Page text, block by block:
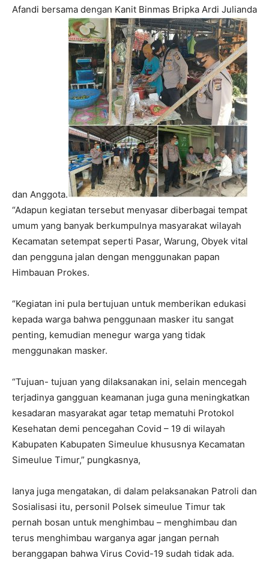
Afandi bersama dengan Kanit Binmas Bripka Ardi Julianda
dan Anggota.
“Adapun kegiatan tersebut menyasar diberbagai tempat
umum yang banyak berkumpulnya masyarakat wilayah
Kecamatan setempat seperti Pasar, Warung, Obyek vital
dan pengguna jalan dengan menggunakan papan
Himbauan Prokes.
“Kegiatan ini pula bertujuan untuk memberikan edukasi
kepada warga bahwa penggunaan masker itu sangat
penting, kemudian menegur warga yang tidak
menggunakan masker.
“Tujuan- tujuan yang dilaksanakan ini, selain mencegah
terjadinya gangguan keamanan juga guna meningkatkan
kesadaran masyarakat agar tetap mematuhi Protokol
Kesehatan demi pencegahan Covid – 19 di wilayah
Kabupaten Kabupaten Simeulue khususnya Kecamatan
Simeulue Timur,” pungkasnya,
Ianya juga mengatakan, di dalam pelaksanakan Patroli dan
Sosialisasi itu, personil Polsek simeulue Timur tak
pernah bosan untuk menghimbau – menghimbau dan
terus menghimbau warganya agar jangan pernah
beranggapan bahwa Virus Covid-19 sudah tidak ada.